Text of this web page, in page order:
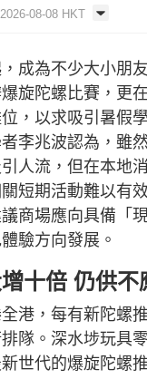
08-08 HKT
成為不少大小朋
旋陀螺比賽，更
，以求吸引暑假
李兆波認為，雖
人流，但在本地
短期活動難以有
商場應向具備「
驗方向發展。
十倍 仍供不
港，每有新陀螺
隊。深水埗玩具
世代的爆旋陀螺